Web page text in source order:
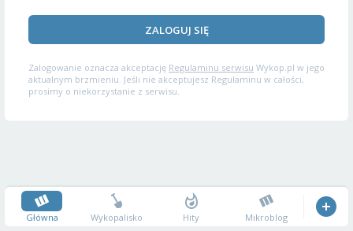
ZALOGUJ SIĘ
Zalogowanie oznacza akceptację Regulaminu serwisu Wykop.pl w jego
aktualnym brzmieniu. Jeśli nie akceptujesz Regulaminu w całości,
prosimy o niekorzystanie z serwisu.
Główna Wykopalisko Hity Mikroblog